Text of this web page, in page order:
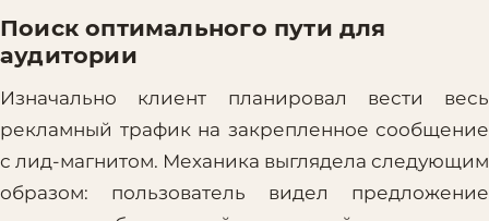
Поиск оптимального пути для
аудитории
Изначально клиент планировал вести весь
рекламный трафик на закрепленное сообщение
с лид-магнитом. Механика выглядела следующим
образом: пользователь видел предложение